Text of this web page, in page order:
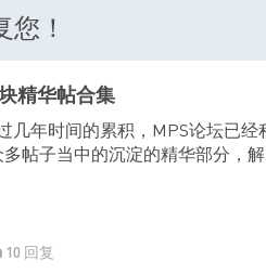
！
精华帖合集
几年时间的累积，MPS论坛已
帖子当中的沉淀的精华部分，
10 回复